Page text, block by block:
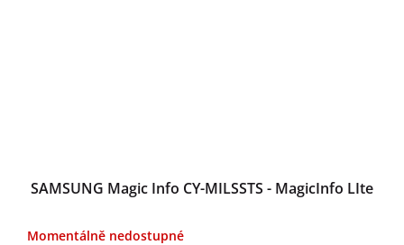
SAMSUNG Magic Info CY-MILSSTS - MagicInfo LIte
Momentálně nedostupné